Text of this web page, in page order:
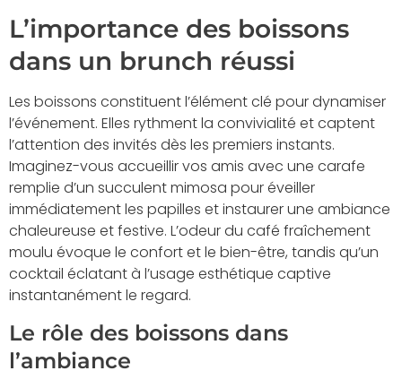
L’importance des boissons
dans un brunch réussi
Les boissons constituent l’élément clé pour dynamiser
l’événement. Elles rythment la convivialité et captent
l’attention des invités dès les premiers instants.
Imaginez-vous accueillir vos amis avec une carafe
remplie d’un succulent mimosa pour éveiller
immédiatement les papilles et instaurer une ambiance
chaleureuse et festive. L’odeur du café fraîchement
moulu évoque le confort et le bien-être, tandis qu’un
cocktail éclatant à l’usage esthétique captive
instantanément le regard.
Le rôle des boissons dans
l’ambiance